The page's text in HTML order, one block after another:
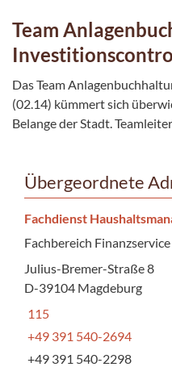
Team
Das Team
(02.14) kümmert sich
Belange der Stadt.
Übergeordnete
Fachdienst
Fachbereich Finanzservice
Julius-Bremer-Straße 8
D-39104 Magdeburg
115
+49 391 540-2694
+49 391 540-2298